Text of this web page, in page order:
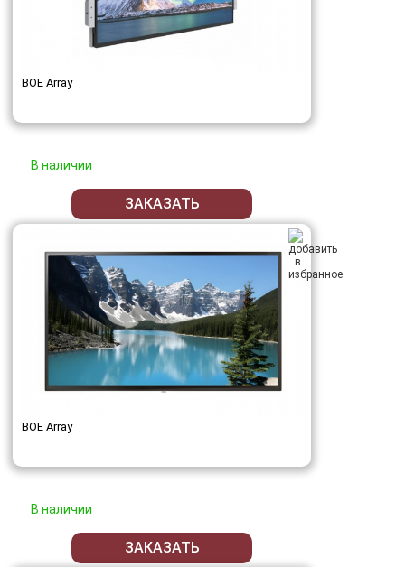
BOE Array
В наличии
ЗАКАЗАТЬ
BOE Array
В наличии
ЗАКАЗАТЬ